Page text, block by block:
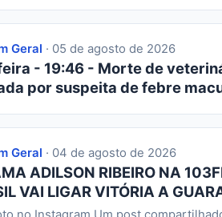
Geral · 05 de agosto de 2026
- 19:46 - Morte de
por suspeita de febre
Geral · 04 de agosto de 2026
ADILSON RIBEIRO NA
VAI LIGAR VITÓRIA A